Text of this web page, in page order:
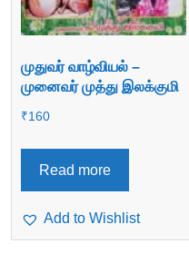
முதுவர் வாழ்வியல் –
முனைவர் முத்து இலக்குமி
₹160
Read more
Add to Wishlist